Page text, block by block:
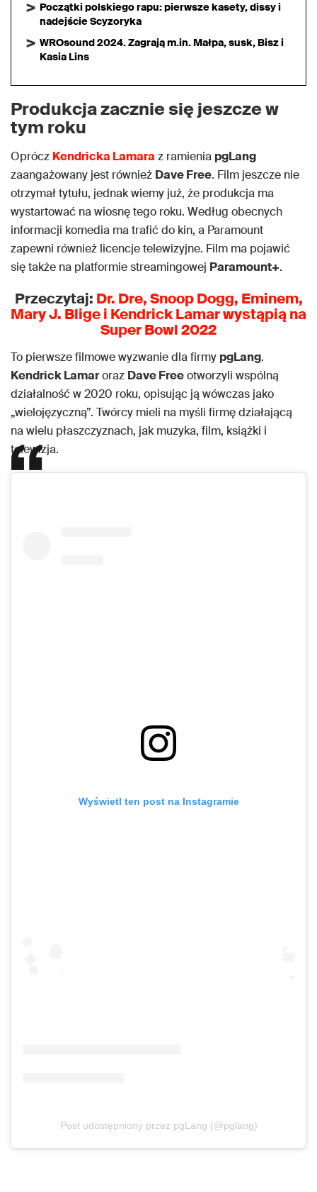
Początki polskiego rapu: pierwsze kasety, dissy i
nadejście Scyzoryka
WROsound 2024. Zagrają m.in. Małpa, susk, Bisz i
Kasia Lins
Produkcja zacznie się jeszcze w
tym roku
Oprócz Kendricka Lamara z ramienia pgLang
zaangażowany jest również Dave Free. Film jeszcze nie
otrzymał tytułu, jednak wiemy już, że produkcja ma
wystartować na wiosnę tego roku. Według obecnych
informacji komedia ma trafić do kin, a Paramount
zapewni również licencje telewizyjne. Film ma pojawić
się także na platformie streamingowej Paramount+.
Przeczytaj: Dr. Dre, Snoop Dogg, Eminem,
Mary J. Blige i Kendrick Lamar wystąpią na
Super Bowl 2022
To pierwsze filmowe wyzwanie dla firmy pgLang.
Kendrick Lamaroraz Dave Freeotworzyli wspólną
działalność w 2020 roku, opisując ją wówczas jako
„wielojęzyczną”. Twórcy mieli na myśli firmę działającą
na wielu płaszczyznach, jak muzyka, film, książki i
telewizja.
Wyświetl ten post na Instagramie
Post udostępniony przez pgLang (@pglang)